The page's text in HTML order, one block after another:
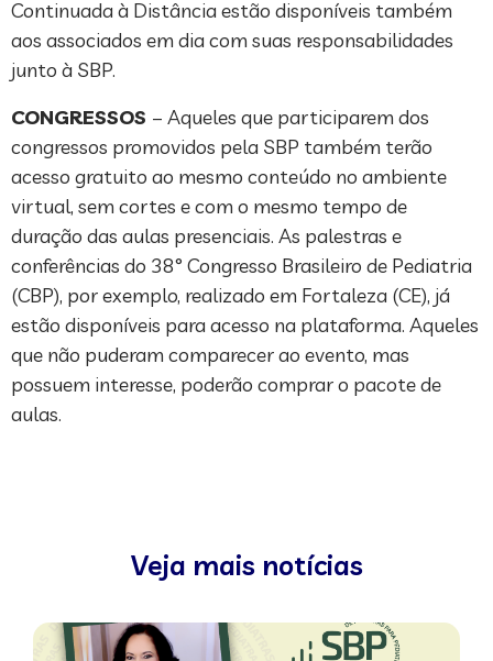
Continuada à Distância estão disponíveis também
aos associados em dia com suas responsabilidades
junto à SBP.
CONGRESSOS – Aqueles que participarem dos
congressos promovidos pela SBP também terão
acesso gratuito ao mesmo conteúdo no ambiente
virtual, sem cortes e com o mesmo tempo de
duração das aulas presenciais. As palestras e
conferências do 38° Congresso Brasileiro de Pediatria
(CBP), por exemplo, realizado em Fortaleza (CE), já
estão disponíveis para acesso na plataforma. Aqueles
que não puderam comparecer ao evento, mas
possuem interesse, poderão comprar o pacote de
aulas.
Veja mais notícias